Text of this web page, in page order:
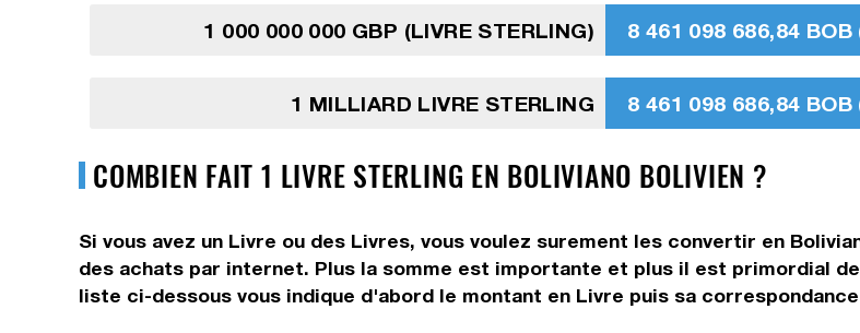
1 000 000 000 GBP (LIVRE STERLING) 8 461 098 686,84 BOB
1 MILLIARD LIVRE STERLING 8 461 098 686,84 BOB
COMBIEN FAIT 1 LIVRE STERLING EN BOLIVIANO BOLIVIEN ?
Si vous avez un Livre ou des Livres, vous voulez surement les convertir en
des achats par internet. Plus la somme est importante et plus il est primordial
liste ci-dessous vous indique d'abord le montant en Livre puis sa